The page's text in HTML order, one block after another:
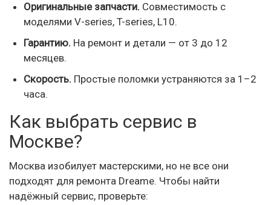
Оригинальные запчасти. Совместимость с
моделями V-series, T-series, L10.
Гарантию. На ремонт и детали — от 3 до 12
месяцев.
Скорость. Простые поломки устраняются за 1–2
часа.
Как выбрать сервис в
Москве?
Москва изобилует мастерскими, но не все они
подходят для ремонта Dreame. Чтобы найти
надёжный сервис, проверьте: